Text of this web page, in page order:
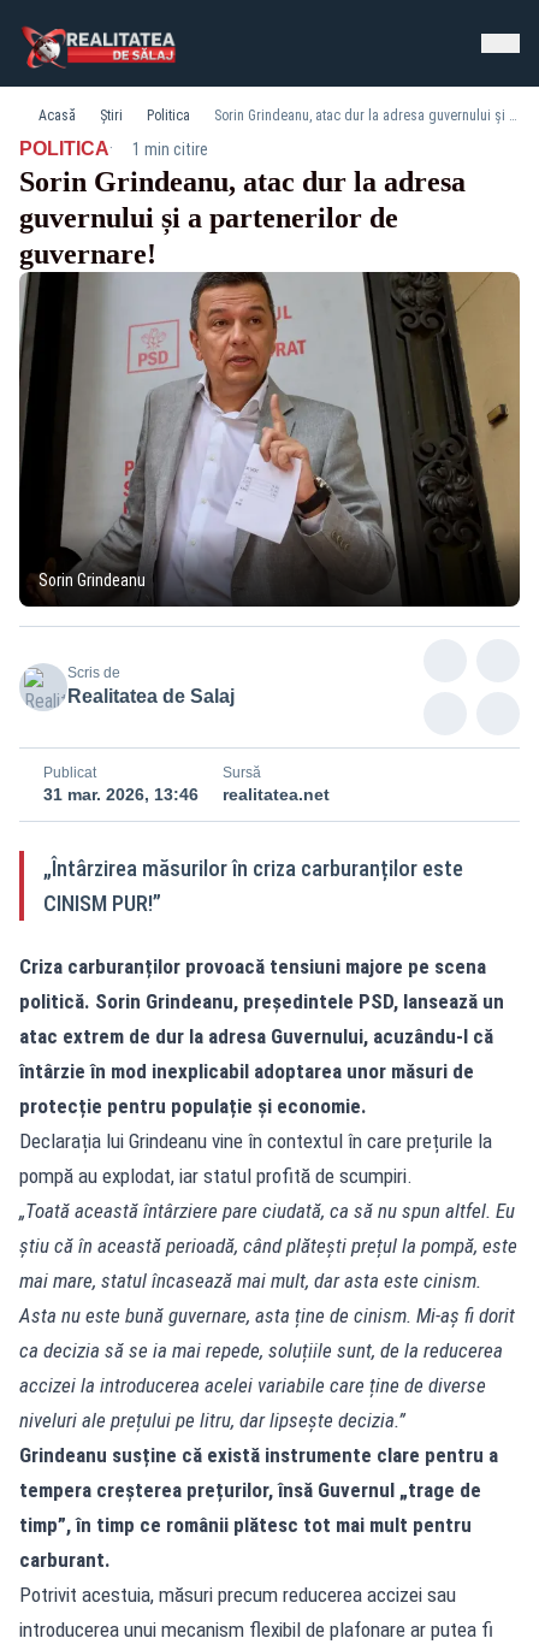
Acasă Știri Politica Sorin Grindeanu, atac dur la adresa guvernului și a partenerilor de guvernare!
POLITICA· 1 min citire
Sorin Grindeanu, atac dur la adresa
guvernului și a partenerilor de
guvernare!
Sorin Grindeanu
Scris de
Realitatea de Salaj
Publicat
31 mar. 2026, 13:46
Sursă
realitatea.net
„Întârzirea măsurilor în criza carburanților este
CINISM PUR!”
Criza carburanților provoacă tensiuni majore pe scena
politică. Sorin Grindeanu, președintele PSD, lansează un
atac extrem de dur la adresa Guvernului, acuzându-l că
întârzie în mod inexplicabil adoptarea unor măsuri de
protecție pentru populație și economie.
Declarația lui Grindeanu vine în contextul în care prețurile la
pompă au explodat, iar statul profită de scumpiri.
„Toată această întârziere pare ciudată, ca să nu spun altfel. Eu
știu că în această perioadă, când plătești prețul la pompă, este
mai mare, statul încasează mai mult, dar asta este cinism.
Asta nu este bună guvernare, asta ține de cinism. Mi-aș fi dorit
ca decizia să se ia mai repede, soluțiile sunt, de la reducerea
accizei la introducerea acelei variabile care ține de diverse
niveluri ale prețului pe litru, dar lipsește decizia.”
Grindeanu susține că există instrumente clare pentru a
tempera creșterea prețurilor, însă Guvernul „trage de
timp”, în timp ce românii plătesc tot mai mult pentru
carburant.
Potrivit acestuia, măsuri precum reducerea accizei sau
introducerea unui mecanism flexibil de plafonare ar putea fi